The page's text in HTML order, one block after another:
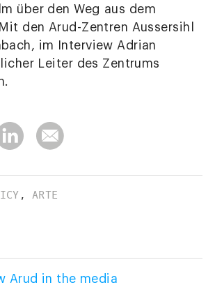
über den Weg aus dem
den Arud-Zentren Aussersihl
im Interview Adrian
Leiter des Zentrums
, ARTE
Arud in the media